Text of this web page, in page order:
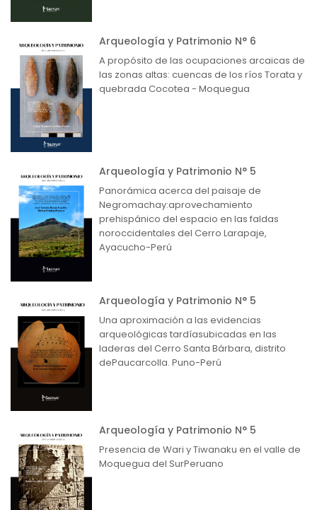
Arqueología y Patrimonio N° 6
A propósito de las ocupaciones arcaicas de
las zonas altas: cuencas de los ríos Torata y
quebrada Cocotea - Moquegua
Arqueología y Patrimonio N° 5
Panorámica acerca del paisaje de
Negromachay:aprovechamiento
prehispánico del espacio en las faldas
noroccidentales del Cerro Larapaje,
Ayacucho-Perú
Arqueología y Patrimonio N° 5
Una aproximación a las evidencias
arqueológicas tardíasubicadas en las
laderas del Cerro Santa Bárbara, distrito
dePaucarcolla. Puno-Perú
Arqueología y Patrimonio N° 5
Presencia de Wari y Tiwanaku en el valle de
Moquegua del SurPeruano